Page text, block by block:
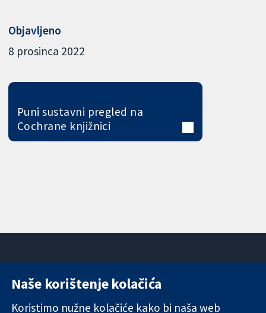
Objavljeno
8 prosinca 2022
Puni sustavni pregled na
Cochrane knjižnici
Pouzdani dokazi.
11-13 Cavendish
Naše korištenje kolačića
Koristimo nužne kolačiće kako bi naša web